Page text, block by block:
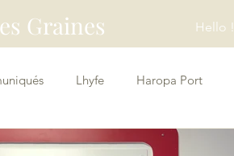
Hello !
Graines
Lhyfe Haropa Port
/ Asia Loopers Conseils RP